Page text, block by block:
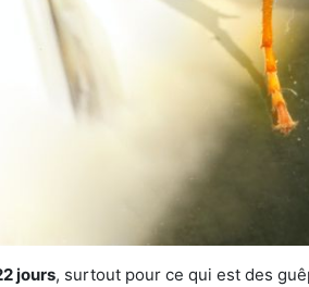
jours, surtout pour ce qui est des